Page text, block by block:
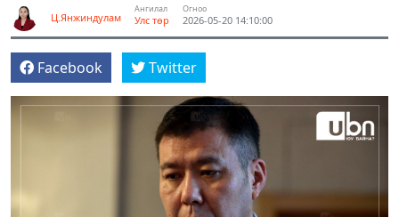
Ц.Янжиндулам
Ангилал
Улс төр
Огноо
2026-05-20 14:10:00
Facebook Twitter